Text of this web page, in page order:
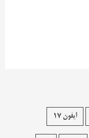
آیفون 17